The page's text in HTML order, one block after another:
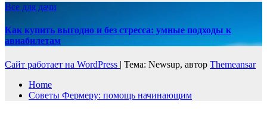
Все для дачи
Как купить выгодно и без стресса: умные подходы к
авиабилетам
Сайт работает на WordPress | Тема: Newsup, автор Themeansar
Home
Советы Фермеру: помощь начинающим